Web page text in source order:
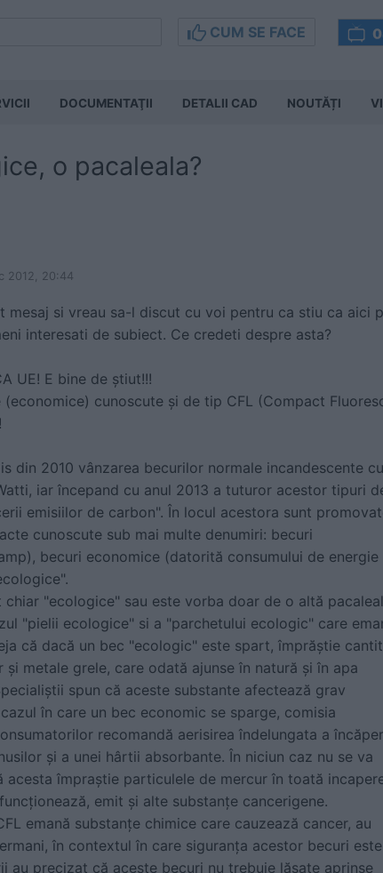
CUM SE FACE
DOCUMENTAŢII DETALII CAD NOUTĂȚI
o pacaleala?
2012, 20:44
mesaj si vreau sa-l discut cu voi pentru ca stiu ca aici
interesati de subiect. Ce credeti despre asta?
UE! E bine de ştiut!!!
cunoscute şi de tip CFL (Compact
din 2010 vânzarea becurilor normale incandescente cu
iar începand cu anul 2013 a tuturor acestor tipuri
emisiilor de carbon". În locul acestora sunt
cunoscute sub mai multe denumiri: becuri
becuri economice (datorită consumului de energie
chiar "ecologice" sau este vorba doar de o altă
"pielii ecologice" si a "parchetului ecologic" care
că dacă un bec "ecologic" este spart, împrăştie
metale grele, care odată ajunse în natură şi în apa
spun că aceste substante afectează grav
în care un bec economic se sparge, comisia
recomandă aerisirea îndelungata a
şi a unei hârtii absorbante. În niciun caz nu se va
acesta împraştie particulele de mercur în toată
emit şi alte substanţe cancerigene.
emană substanţe chimice care cauzează cancer, au
în contextul în care siguranţa acestor becuri este
au precizat că aceste becuri nu trebuie lăsate aprinse